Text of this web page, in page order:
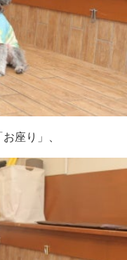
座り」、